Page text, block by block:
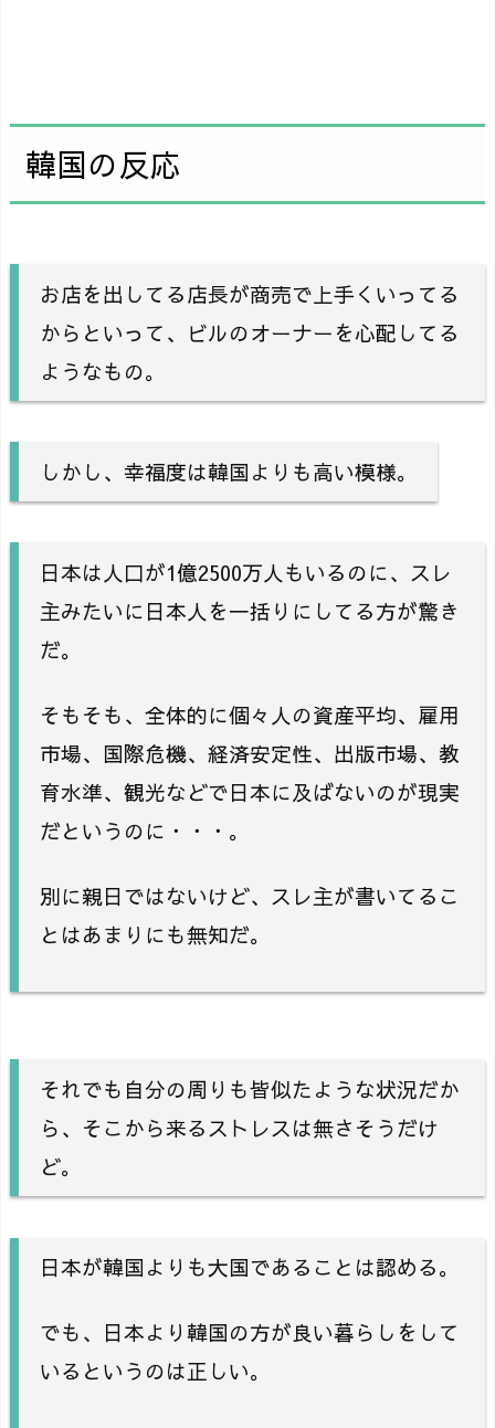
韓国の反応
お店を出してる店長が商売で上手くいってる
からといって、ビルのオーナーを心配してる
ようなもの。
しかし、幸福度は韓国よりも高い模様。
日本は人口が1億2500万人もいるのに、スレ
主みたいに日本人を一括りにしてる方が驚き
だ。
そもそも、全体的に個々人の資産平均、雇用
市場、国際危機、経済安定性、出版市場、教
育水準、観光などで日本に及ばないのが現実
だというのに・・・。
別に親日ではないけど、スレ主が書いてるこ
とはあまりにも無知だ。
それでも自分の周りも皆似たような状況だか
ら、そこから来るストレスは無さそうだけ
ど。
日本が韓国よりも大国であることは認める。
でも、日本より韓国の方が良い暮らしをして
いるというのは正しい。